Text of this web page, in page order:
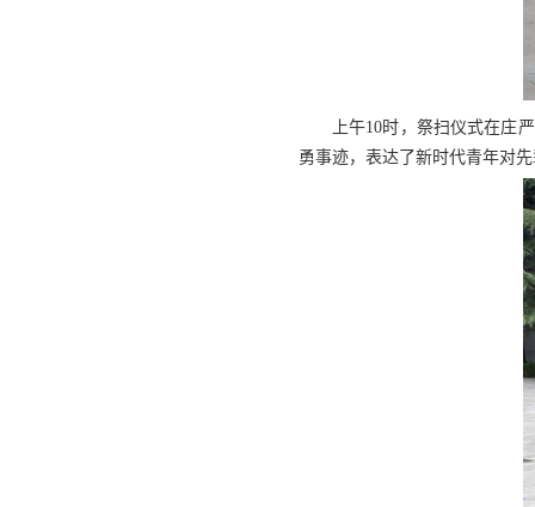
上午10时，祭扫仪式在庄
勇事迹，表达了新时代青年对